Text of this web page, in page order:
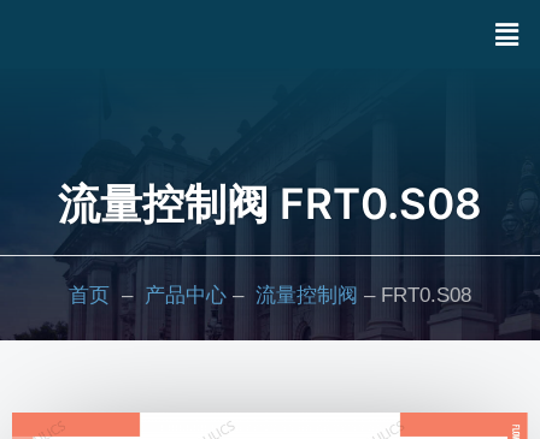
流量控制阀 FRT0.S08
首页 – 产品中心 – 流量控制阀 – FRT0.S08